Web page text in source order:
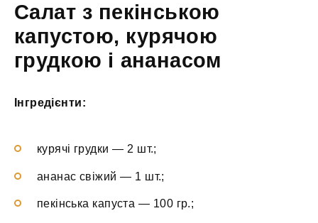
Салат з пекінською
капустою, курячою
грудкою і ананасом
Інгредієнти:
курячі грудки — 2 шт.;
ананас свіжий — 1 шт.;
пекінська капуста — 100 гр.;